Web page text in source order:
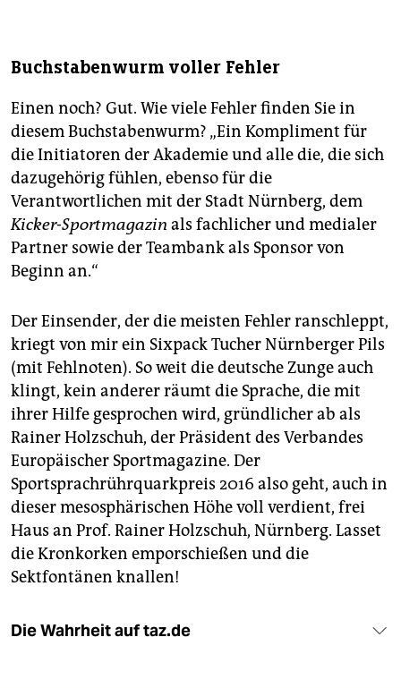
Buchstabenwurm voller Fehler
Einen noch? Gut. Wie viele Fehler finden Sie in
diesem Buchstabenwurm? „Ein Kompliment für
die Initiatoren der Akademie und alle die, die sich
dazugehörig fühlen, ebenso für die
Verantwortlichen mit der Stadt Nürnberg, dem
Kicker-Sportmagazin als fachlicher und medialer
Partner sowie der Teambank als Sponsor von
Beginn an.“
Der Einsender, der die meisten Fehler ranschleppt,
kriegt von mir ein Sixpack Tucher Nürnberger Pils
(mit Fehlnoten). So weit die deutsche Zunge auch
klingt, kein anderer räumt die Sprache, die mit
ihrer Hilfe gesprochen wird, gründlicher ab als
Rainer Holzschuh, der Präsident des Verbandes
Europäischer Sportmagazine. Der
Sportsprachrührquarkpreis 2016 also geht, auch in
dieser mesosphärischen Höhe voll verdient, frei
Haus an Prof. Rainer Holzschuh, Nürnberg. Lasset
die Kronkorken emporschießen und die
Sektfontänen knallen!
Die Wahrheit auf taz.de